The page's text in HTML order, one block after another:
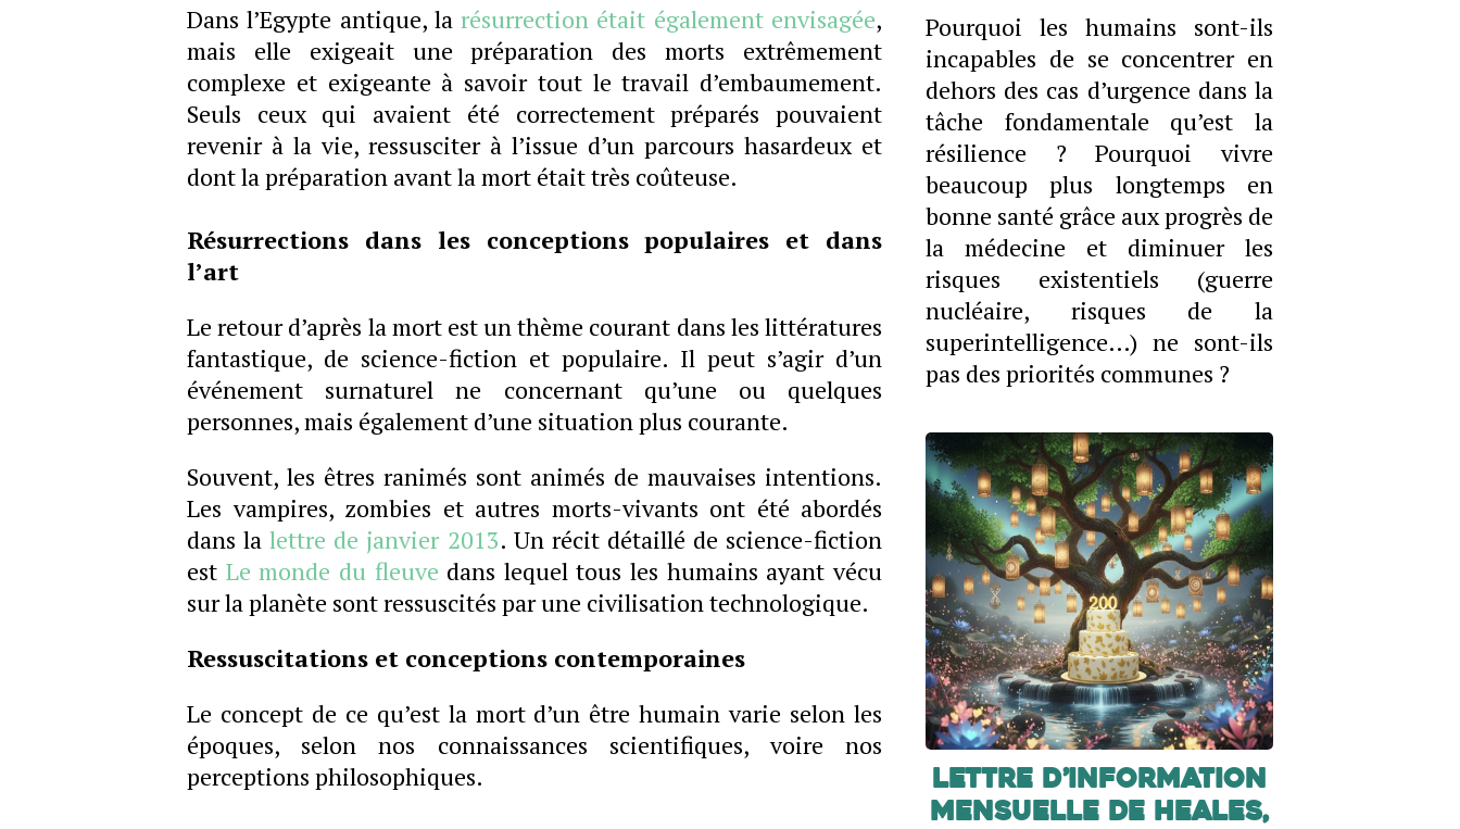
Dans l’Egypte antique, larésurrection était également envisagée,
mais elle exigeait une préparation des morts extrêmement
complexe et exigeante à savoir tout le travail d’embaumement.
Seuls ceux qui avaient été correctement préparés pouvaient
revenir à la vie, ressusciter à l’issue d’un parcours hasardeux et
dont la préparation avant la mort était très coûteuse.
Résurrections dans les conceptions populaires et dans
l’art
Le retour d’après la mort est un thème courant dans les littératures
fantastique, de science-fiction et populaire. Il peut s’agir d’un
événement surnaturel ne concernant qu’une ou quelques
personnes, mais également d’une situation plus courante.
Souvent, les êtres ranimés sont animés de mauvaises intentions.
Les vampires, zombies et autres morts-vivants ont été abordés
dans lalettre de janvier 2013. Un récit détaillé de science-fiction
est Le monde du fleuve dans lequel tous les humains ayant vécu
sur la planète sont ressuscités par une civilisation technologique.
Ressuscitations et conceptions contemporaines
Le concept de ce qu’est la mort d’un être humain varie selon les
époques, selon nos connaissances scientifiques, voire nos
perceptions philosophiques.
Pourquoi les humains sont-ils
incapables de se concentrer en
dehors des cas d’urgence dans la
tâche fondamentale qu’est la
résilience ? Pourquoi vivre
beaucoup plus longtemps en
bonne santé grâce aux progrès de
la médecine et diminuer les
risques existentiels (guerre
nucléaire, risques de la
superintelligence…) ne sont-ils
pas des priorités communes ?
Lettre d’information
mensuelle de Heales,